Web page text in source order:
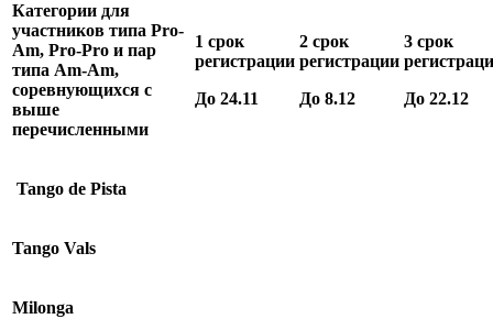
Категории для
участников типа Pro-
Am, Pro-Pro и пар
типа Am-Am,
соревнующихся с
выше
перечисленными
1 срок
регистрации
До 24.11
2 срок
регистрации
До 8.12
3 срок
До 22.12
Tango de Pista
Tango Vals
Milonga